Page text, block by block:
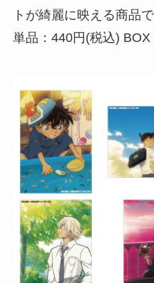
トが綺麗に映える商品で
単品：440円(税込)